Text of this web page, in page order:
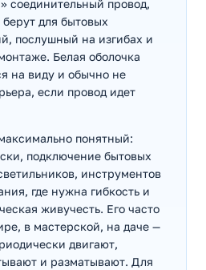
соединительный провод,
для бытовых
послушный на изгибах и
Белая оболочка
на виду и обычно не
если провод идет
понятный:
подключение бытовых
инструментов
где нужна гибкость и
живучесть. Его часто
в мастерской, на даче —
двигают,
и разматывают. Для